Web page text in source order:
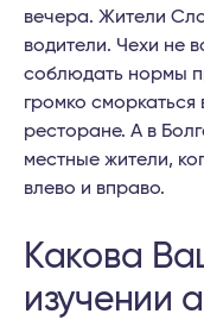
вечера. Жители
водители. Чехи не
соблюдать нормы
громко
ресторане. А в
местные жители,
влево и вправо.
Какова
изучении